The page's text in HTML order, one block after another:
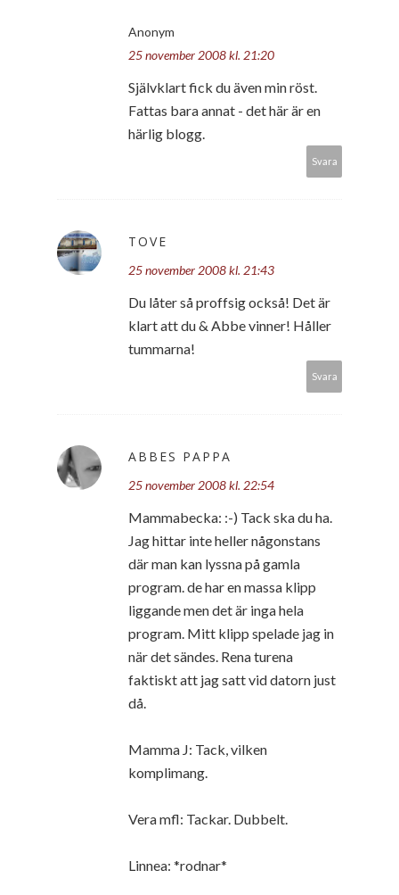
Anonym
25 november 2008 kl. 21:20
Självklart fick du även min röst.
Fattas bara annat - det här är en
härlig blogg.
Svara
TOVE
25 november 2008 kl. 21:43
Du låter så proffsig också! Det är
klart att du & Abbe vinner! Håller
tummarna!
Svara
ABBES PAPPA
25 november 2008 kl. 22:54
Mammabecka: :-) Tack ska du ha.
Jag hittar inte heller någonstans
där man kan lyssna på gamla
program. de har en massa klipp
liggande men det är inga hela
program. Mitt klipp spelade jag in
när det sändes. Rena turena
faktiskt att jag satt vid datorn just
då.
Mamma J: Tack, vilken
komplimang.
Vera mfl: Tackar. Dubbelt.
Linnea: *rodnar*